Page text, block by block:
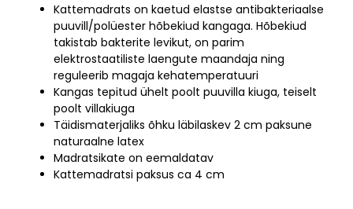
Kattemadrats on kaetud elastse antibakteriaalse
puuvill/polüester hõbekiud kangaga. Hõbekiud
takistab bakterite levikut, on parim
elektrostaatiliste laengute maandaja ning
reguleerib magaja kehatemperatuuri
Kangas tepitud ühelt poolt puuvilla kiuga, teiselt
poolt villakiuga
Täidismaterjaliks õhku läbilaskev 2 cm paksune
naturaalne latex
Madratsikate on eemaldatav
Kattemadratsi paksus ca 4 cm